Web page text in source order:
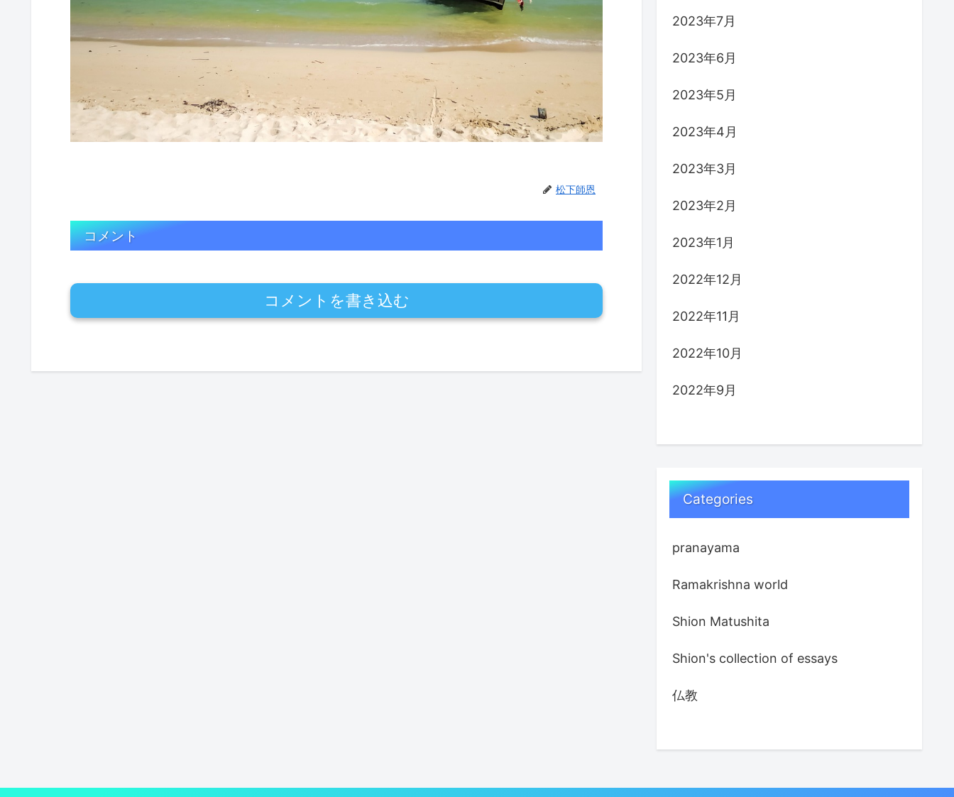
松下師恩
コメント
コメントを書き込む
2023年7月
2023年6月
2023年5月
2023年4月
2023年3月
2023年2月
2023年1月
2022年12月
2022年11月
2022年10月
2022年9月
Categories
pranayama
Ramakrishna world
Shion Matushita
Shion's collection of essays
仏教